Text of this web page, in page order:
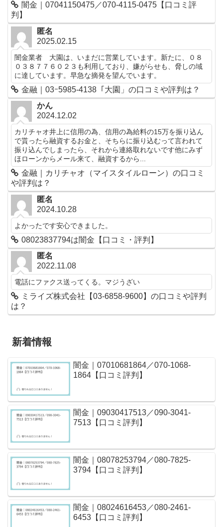
闇金｜07041150475／070-4115-0475【口コミ評
判】
匿名
2025.02.15
闇金業者 大園は、いまだに営業しています。新たに、０８
０３８７７６０２３も利用しており、嫌がらせも、脅しの域
に達しています。早急な摘発を望んでいます。
金融｜03ｰ5985-4138「大園」の口コミや評判は？
かん
2024.12.02
カリチャオ井上に信用の為、信用の為給料の15万を振り込ん
で貰ったら融資するお金と、そちらに振り込むって言われて
振り込んでしまったら、それから連絡取れないです他にみず
ほローンからメール来て、融資するから...
金融｜カリチャオ（マイスタイルローン）の口コミ
や評判は？
匿名
2024.10.28
よかったです安心できました。
08023837794は闇金【口コミ・評判】
匿名
2022.11.08
電話にファクス送ってくる。マジうざい
ミライズ株式会社【03-6858-9600】の口コミや評判
は？
新着情報
闇金｜07010681864／070-1068-
1864【口コミ評判】
闇金｜09030417513／090-3041-
7513【口コミ評判】
闇金｜08078253794／080-7825-
3794【口コミ評判】
闇金｜08024616453／080-2461-
6453【口コミ評判】